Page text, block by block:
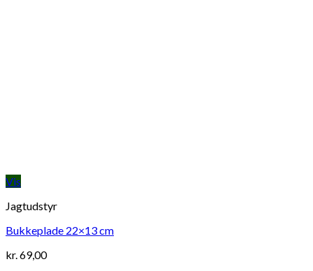
Vis
Jagtudstyr
Bukkeplade 22×13 cm
kr.69,00